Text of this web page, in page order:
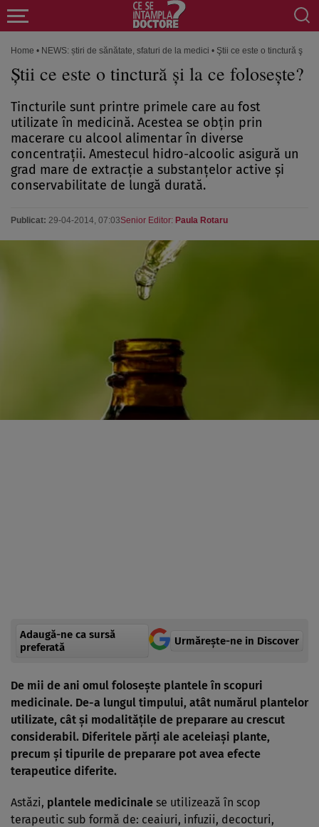
Home • NEWS: știri de sănătate, sfaturi de la medici • Ştii ce este o tinctură şi la
Ştii ce este o tinctură şi la ce foloseşte?
Tincturile sunt printre primele care au fost
utilizate în medicină. Acestea se obţin prin
macerare cu alcool alimentar în diverse
concentraţii. Amestecul hidro-alcoolic asigură un
grad mare de extracţie a substanţelor active şi
conservabilitate de lungă durată.
Publicat: 29-04-2014, 07:03Senior Editor: Paula Rotaru
Adaugă-ne ca sursă
preferată
Urmărește-ne in Discover
De mii de ani omul foloseşte plantele în scopuri
medicinale. De-a lungul timpului, atât numărul plantelor
utilizate, cât şi modalităţile de preparare au crescut
considerabil. Diferitele părţi ale aceleiaşi plante,
precum şi tipurile de preparare pot avea efecte
terapeutice diferite.
Astăzi, plantele medicinale se utilizează în scop
terapeutic sub formă de: ceaiuri, infuzii, decocturi,